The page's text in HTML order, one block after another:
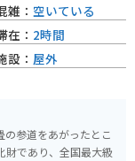
参道をあがったとこ
財であり、全国最大級
雑： 空いている
在： 2時間
設： 屋外